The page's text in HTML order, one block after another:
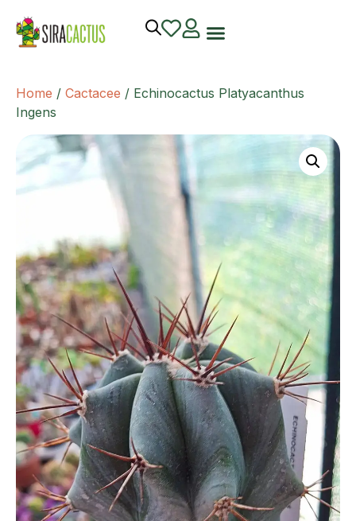
Home / Cactacee / Echinocactus Platyacanthus
Ingens